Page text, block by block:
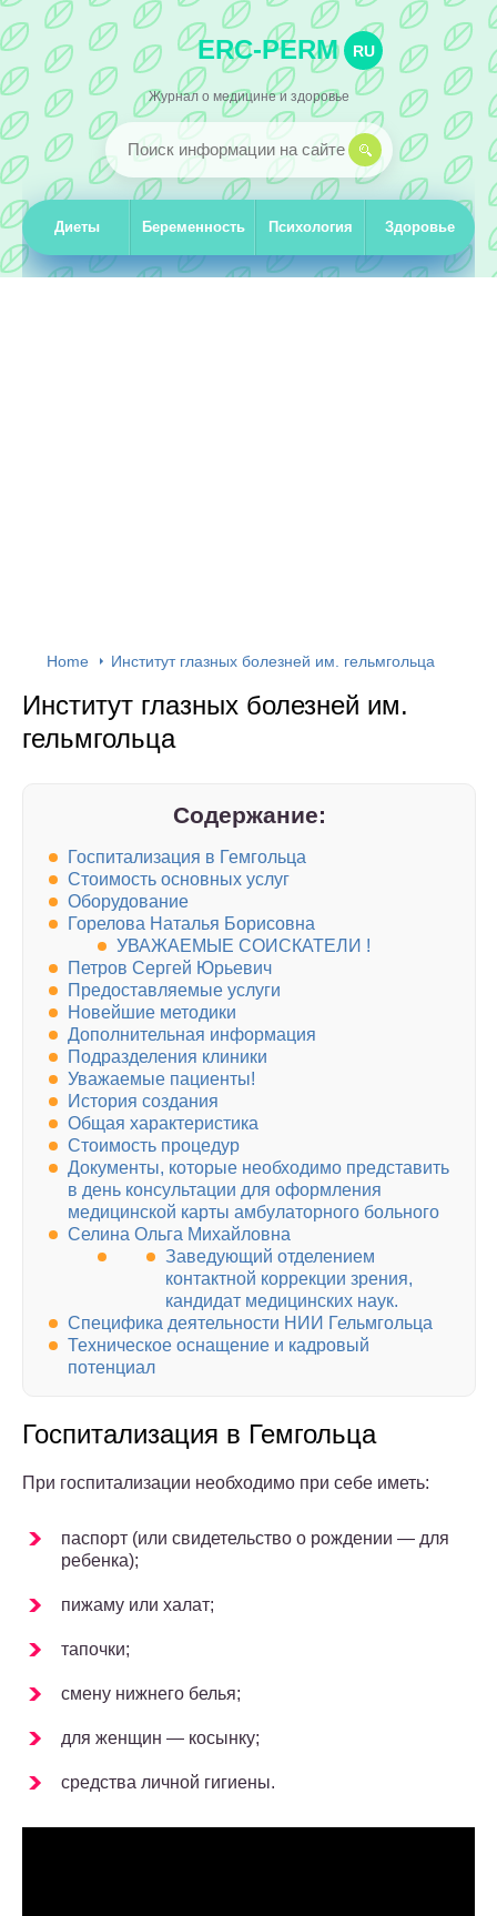
ERC-PERM RU
Журнал о медицине и здоровье
Диеты Беременность Психология Здоровье
Home Институт глазных болезней им. гельмгольца
Институт глазных болезней им.
гельмгольца
Содержание:
Госпитализация в Гемгольца
Стоимость основных услуг
Оборудование
Горелова Наталья Борисовна
УВАЖАЕМЫЕ СОИСКАТЕЛИ !
Петров Сергей Юрьевич
Предоставляемые услуги
Новейшие методики
Дополнительная информация
Подразделения клиники
Уважаемые пациенты!
История создания
Общая характеристика
Стоимость процедур
Документы, которые необходимо представить
в день консультации для оформления
медицинской карты амбулаторного больного
Селина Ольга Михайловна
Заведующий отделением
контактной коррекции зрения,
кандидат медицинских наук.
Специфика деятельности НИИ Гельмгольца
Техническое оснащение и кадровый
потенциал
Госпитализация в Гемгольца
При госпитализации необходимо при себе иметь:
паспорт (или свидетельство о рождении — для
ребенка);
пижаму или халат;
тапочки;
смену нижнего белья;
для женщин — косынку;
средства личной гигиены.